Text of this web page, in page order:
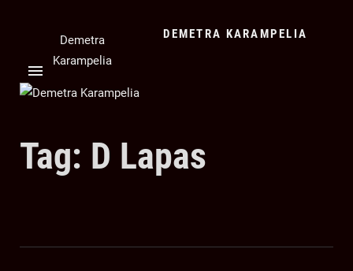
DEMETRA KARAMPELIA
Tag: D Lapas